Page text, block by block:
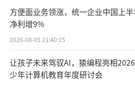
不过，和珀莱雅联创高
同，海澜之家的上述布局颇
上个月，这家“亚洲第一大
交所递交了上市申请，谋求
登陆A股之后，正式冲刺
方便面业务领涨，统一企业中国上
净利增9%
2026-08-05 21:40:15
让孩子未来驾驭AI，猿编程亮相
少年计算机教育年度研讨会